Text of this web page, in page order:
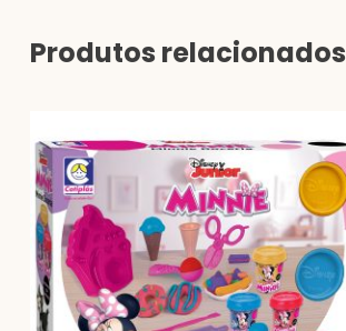
Produtos relacionados